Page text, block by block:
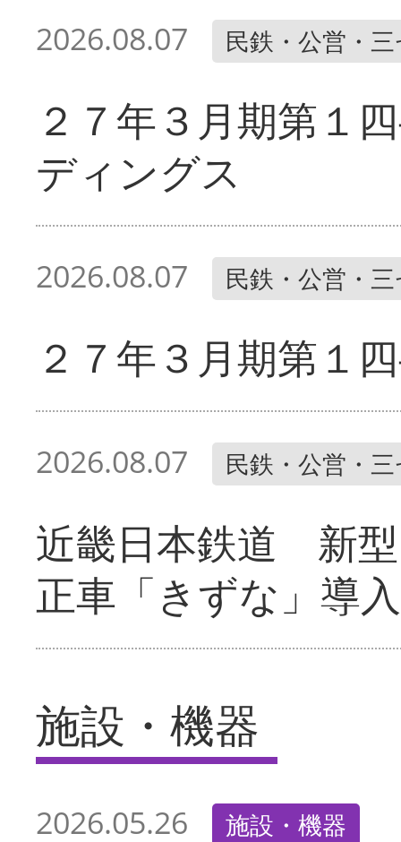
2026.08.07 民鉄・公営・
２７年３月期第１
ディングス
2026.08.07 民鉄・公営・
２７年３月期第１
2026.08.07 民鉄・公営・
近畿日本鉄道 新
正車「きずな」導入
施設・機器
2026.05.26 施設・機器